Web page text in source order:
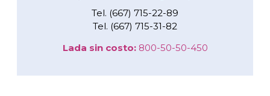
Tel. (667) 715-22-89
Tel. (667) 715-31-82
Lada sin costo:800-50-50-450